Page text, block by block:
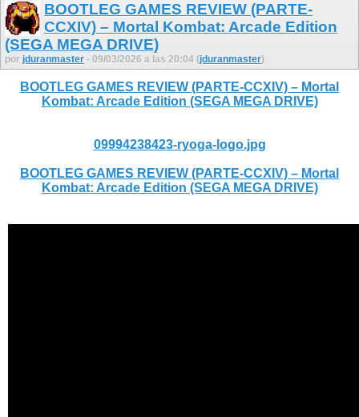
BOOTLEG GAMES REVIEW (PARTE-
CCXIV) – Mortal Kombat: Arcade Edition
(SEGA MEGA DRIVE)
por jduranmaster - 09/03/2026 a las 20:04 (jduranmaster)
BOOTLEG GAMES REVIEW (PARTE-CCXIV) – Mortal
Kombat: Arcade Edition (SEGA MEGA DRIVE)
09994238423-ryoga-logo.jpg
BOOTLEG GAMES REVIEW (PARTE-CCXIV) – Mortal
Kombat: Arcade Edition (SEGA MEGA DRIVE)